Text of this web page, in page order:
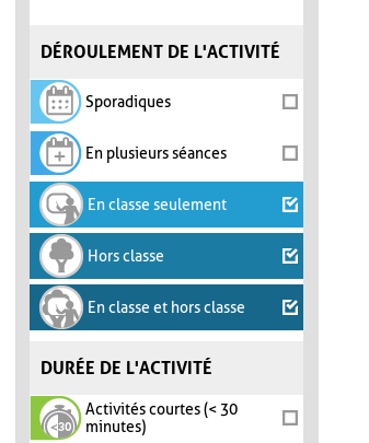
DÉROULEMENT DE L'ACTIVITÉ
Sporadiques
En plusieurs séances
En classe seulement
Hors classe
En classe et hors classe
DURÉE DE L'ACTIVITÉ
Activités courtes (< 30
minutes)